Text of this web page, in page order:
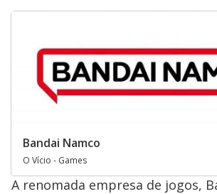
Bandai Namco
O Vício - Games
A renomada empresa de jogos,